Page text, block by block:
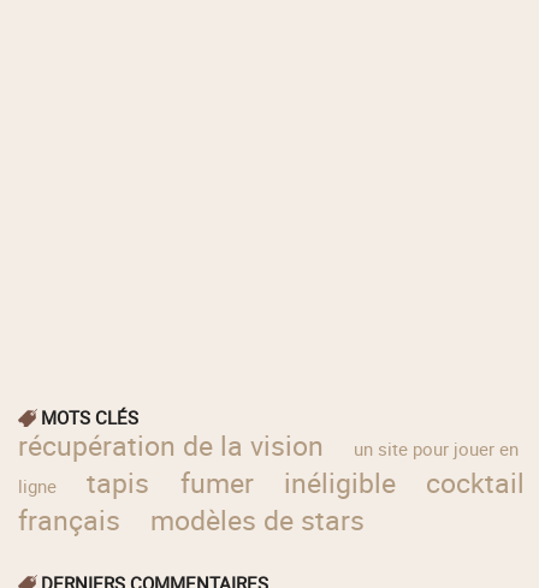
MOTS CLÉS
récupération de la vision
un site pour jouer en
ligne
tapis fumer inéligible
cocktail
français
modèles de stars